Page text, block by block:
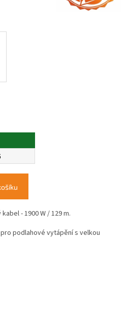
- 1900 W / 129 m.
podlahové vytápění s velkou